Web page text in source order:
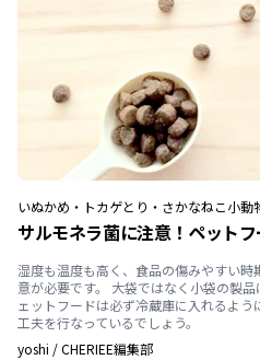
いぬかめ・トカゲとり・さかなねこ小動
サルモネラ菌に注意！ペット
湿度も温度も高く、食品の傷みやすい
意が必要です。 大袋ではなく小袋の製
ェットフードは必ず冷蔵庫に入れるよ
工夫を行なっているでしょう。
yoshi /CHERIEE編集部